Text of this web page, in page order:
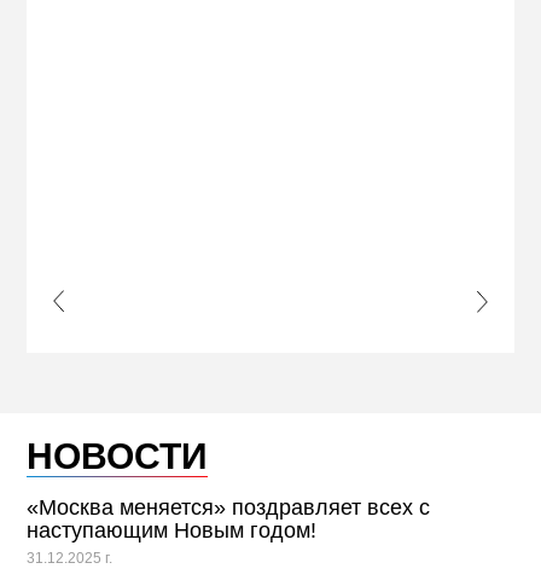
Slide
Next
НОВОСТИ
«Москва меняется» поздравляет всех с
наступающим Новым годом!
31.12.2025 г.